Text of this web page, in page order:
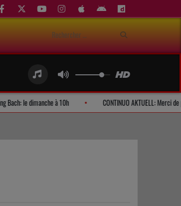
Playing Bach: le dimanche à 10h CONTINUO